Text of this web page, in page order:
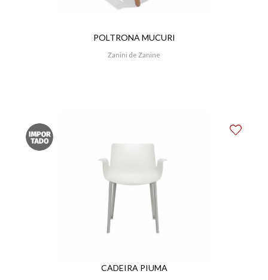
POLTRONA MUCURI
Zanini de Zanine
CADEIRA PIUMA